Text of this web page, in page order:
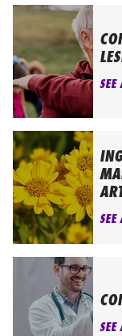
SEE
SEE
SEE